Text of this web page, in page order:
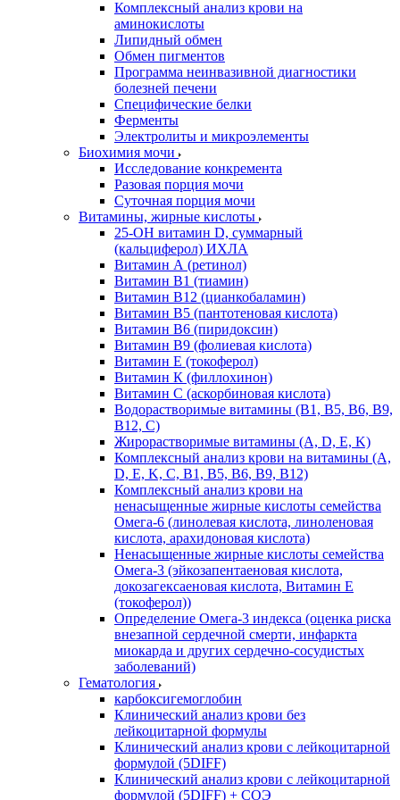
Комплексный анализ крови на
аминокислоты
Липидный обмен
Обмен пигментов
Программа неинвазивной диагностики
болезней печени
Специфические белки
Ферменты
Электролиты и микроэлементы
Биохимия мочи
Исследование конкремента
Разовая порция мочи
Суточная порция мочи
Витамины, жирные кислоты
25-OH витамин D, суммарный
(кальциферол) ИХЛА
Витамин А (ретинол)
Витамин В1 (тиамин)
Витамин В12 (цианкобаламин)
Витамин В5 (пантотеновая кислота)
Витамин В6 (пиридоксин)
Витамин В9 (фолиевая кислота)
Витамин Е (токоферол)
Витамин К (филлохинон)
Витамин С (аскорбиновая кислота)
Водорастворимые витамины (B1, B5, B6, В9,
В12, С)
Жирорастворимые витамины (A, D, E, K)
Комплексный анализ крови на витамины (A,
D, E, K, C, B1, B5, B6, В9, B12)
Комплексный анализ крови на
ненасыщенные жирные кислоты семейства
Омега-6 (линолевая кислота, линоленовая
кислота, арахидоновая кислота)
Ненасыщенные жирные кислоты семейства
Омега-3 (эйкозапентаеновая кислота,
докозагексаеновая кислота, Витамин E
(токоферол))
Определение Омега-3 индекса (оценка риска
внезапной сердечной смерти, инфаркта
миокарда и других сердечно-сосудистых
заболеваний)
Гематология
карбоксигемоглобин
Клинический анализ крови без
лейкоцитарной формулы
Клинический анализ крови с лейкоцитарной
формулой (5DIFF)
Клинический анализ крови с лейкоцитарной
формулой (5DIFF) + СОЭ